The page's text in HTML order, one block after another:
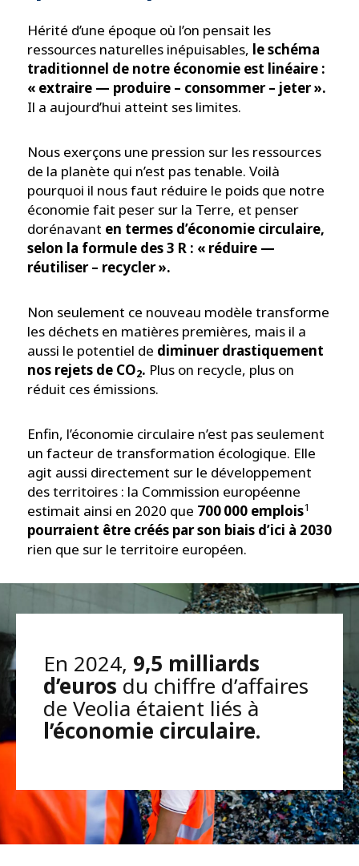
Hérité d’une époque où l’on pensait les
ressources naturelles inépuisables, le schéma
traditionnel de notre économie est linéaire :
« extraire — produire – consommer – jeter ».
Il a aujourd’hui atteint ses limites.
Nous exerçons une pression sur les ressources
de la planète qui n’est pas tenable. Voilà
pourquoi il nous faut réduire le poids que notre
économie fait peser sur la Terre, et penser
dorénavant en termes d’économie circulaire,
selon la formule des 3 R : « réduire —
réutiliser – recycler ».
Non seulement ce nouveau modèle transforme
les déchets en matières premières, mais il a
aussi le potentiel de diminuer drastiquement
nos rejets de CO2. Plus on recycle, plus on
réduit ces émissions.
Enfin, l’économie circulaire n’est pas seulement
un facteur de transformation écologique. Elle
agit aussi directement sur le développement
des territoires : la Commission européenne
estimait ainsi en 2020 que 700 000 emplois1
pourraient être créés par son biais d’ici à 2030
rien que sur le territoire européen.
En 2024, 9,5 milliards
d’euros du chiffre d’affaires
de Veolia étaient liés à
l’économie circulaire.